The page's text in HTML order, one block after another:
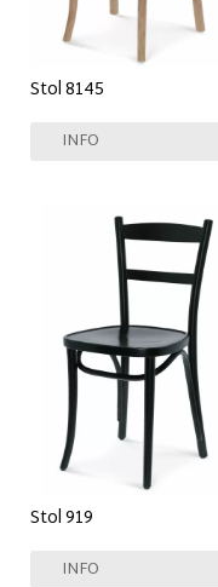
Stol 8145
INFO
Stol 919
INFO